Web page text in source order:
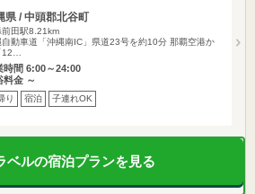
県 / 中頭郡北谷町
前田駅8.21km
自動車道「沖縄南IC」県道23号を約10分 那覇空港か
12…
時間 6:00～24:00
料金 ～
り 宿泊 子連れOK
ベルの宿泊プランを見る